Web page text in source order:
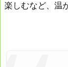
楽しむなど、温